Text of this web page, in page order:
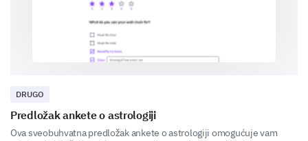
Please share your email address for
communication purposes.
DRUGO
Predložak ankete o astrologiji
Ova sveobuhvatna predložak ankete o astrologiji omogućuje vam